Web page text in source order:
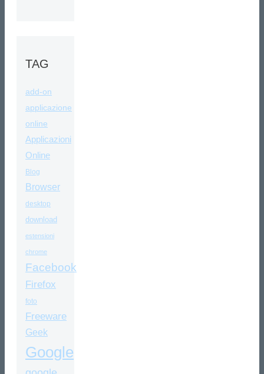
TAG
add-on
applicazione
online
Applicazioni
Online
Blog
Browser
desktop
download
estensioni
chrome
Facebook
Firefox
foto
Freeware
Geek
Google